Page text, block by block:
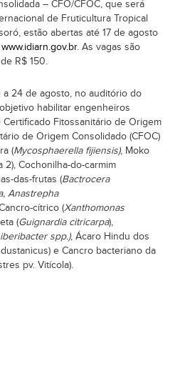
– CFO/CFOC, que será
de Fruticultura Tropical
estão abertas até 17 de agosto
www.idiarn.gov.br. As vagas são
R$ 150.
24 de agosto, no auditório do
habilitar engenheiros
Fitossanitário de Origem
de Origem Consolidado (CFOC)
(Mycosphaerella fijiensis), Moko
2), Cochonilha-do-carmim
das-frutas (Bactrocera
Anastrepha
cítrico (Xanthomonas
(Guignardia citricarpa),
spp.), Ácaro Hindu dos
e Cancro bacteriano da
pv. Vitícola).